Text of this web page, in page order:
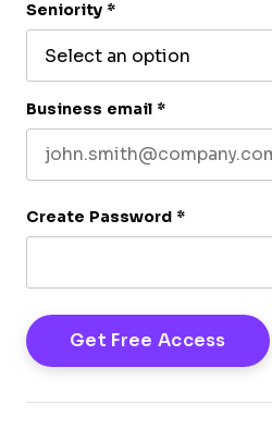
Seniority *
Business email *
Create Password *